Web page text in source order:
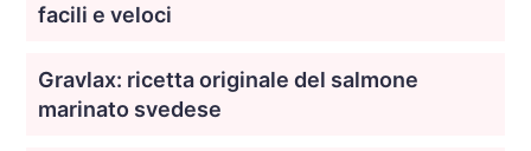
facili e veloci
Gravlax: ricetta originale del salmone
marinato svedese